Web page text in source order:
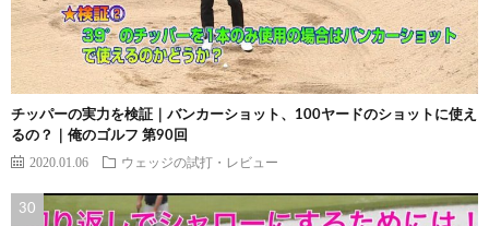
チッパーの実力を検証｜バンカーショット、100ヤードのショットに使え
るの？｜俺のゴルフ 第90回
2020.01.06 ウェッジの試打・レビュー